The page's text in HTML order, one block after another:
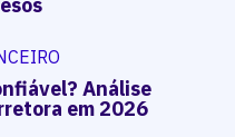
Análise
em 2026